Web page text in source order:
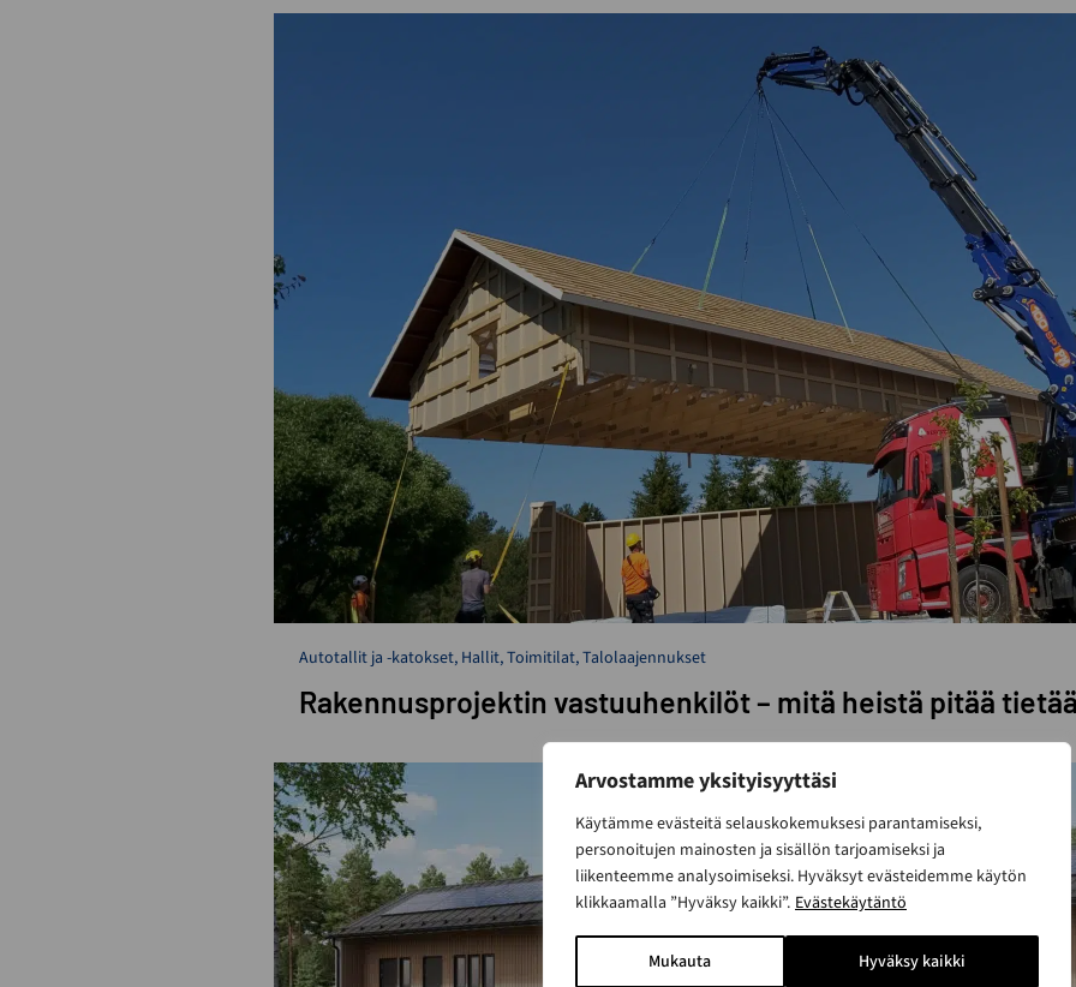
Arvostamme yksityisyyttäsi
Käytämme evästeitä selauskokemuksesi parantamiseksi,
personoitujen mainosten ja sisällön tarjoamiseksi ja
liikenteemme analysoimiseksi. Hyväksyt evästeidemme käytön
klikkaamalla ”Hyväksy kaikki”. Evästekäytäntö
Mukauta Hyväksy kaikki
Autotallit ja -katokset, Hallit,Toimitilat,Talolaajennukset
Rakennusprojektin vastuuhenkilöt – mitä heistä pitää